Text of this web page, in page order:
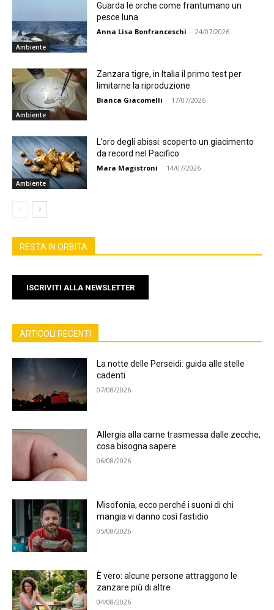
Ambiente
Guarda le orche come frantumano un
pesce luna
Anna Lisa Bonfranceschi - 24/07/2026
Ambiente
Zanzara tigre, in Italia il primo test per
limitarne la riproduzione
Bianca Giacomelli - 17/07/2026
Ambiente
L’oro degli abissi: scoperto un giacimento
da record nel Pacifico
Mara Magistroni - 14/07/2026
RESTA IN ORBITA
ISCRIVITI ALLA NEWSLETTER
ARTICOLI RECENTI
La notte delle Perseidi: guida alle stelle
cadenti
07/08/2026
Allergia alla carne trasmessa dalle zecche,
cosa bisogna sapere
06/08/2026
Misofonia, ecco perché i suoni di chi
mangia vi danno così fastidio
05/08/2026
È vero: alcune persone attraggono le
zanzare più di altre
04/08/2026